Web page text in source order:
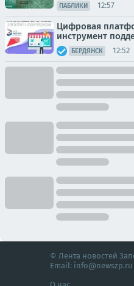
ПАБЛИКИ 12:57
Цифровая
инструмент
БЕРДЯНСК 12:52
© Лента новостей
Email: info@newszp.ru